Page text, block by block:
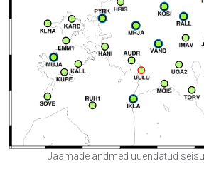
Jaamade andmed uuendatud